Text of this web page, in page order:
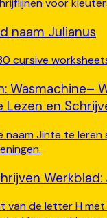
naam Julianus
Wasmachine–
Lezen en